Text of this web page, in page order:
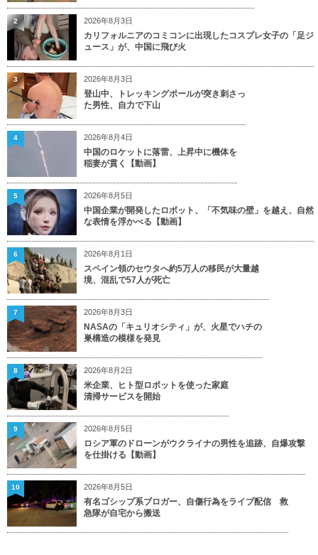
2026年8月3日
カリフォルニアのコミコンに出現したコスプレ女子の「足ジ
ュース」が、中国に飛び火
2
2026年8月3日
登山中、トレッキングポールが突き刺さっ
た男性、自力で下山
3
2026年8月4日
中国のロケットに落雷、上昇中に機体を
稲妻が貫く【動画】
4
2026年8月5日
中国企業が開発したロボット、「不気味の壁」を越え、自然
な表情を浮かべる【動画】
5
2026年8月1日
スペイン領のセウタへ約5万人の移民が大量越
境、混乱で57人が死亡
6
2026年8月3日
NASAの「キュリオシティ」が、火星でハチの
巣構造の模様を発見
7
2026年8月2日
米企業、ヒト型ロボットを使った家庭
清掃サービスを開始
8
2026年8月5日
ロシア軍のドローンがウクライナの男性を追跡、自爆攻撃
を仕掛ける【動画】
9
2026年8月5日
有名ゴシップ系ブロガー、自傷行為をライブ配信 救
急隊が自宅から搬送
10